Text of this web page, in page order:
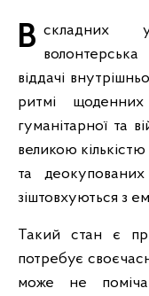
В складних умовах воєнних викликів, волонтерська
віддачі
ритмі щоденних
гуманітарної та
великою
та
зіштовхуються з
Такий стан є
потребує
може не